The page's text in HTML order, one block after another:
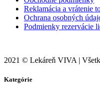
Reklamácia a vrátenie
Ochrana osobných
Podmienky rezervácie
2021 © Lekáreň VIVA |
Kategórie